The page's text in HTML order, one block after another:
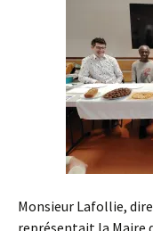
Monsieur Lafollie,
représentait la Maire